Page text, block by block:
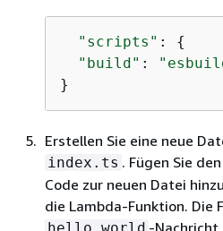
"scripts" : {
"build" :
}
Erstellen Sie eine neue
index.ts . Fügen Sie
Code zur neuen Datei
die Lambda-Funktion. Die
hello world -Nachricht